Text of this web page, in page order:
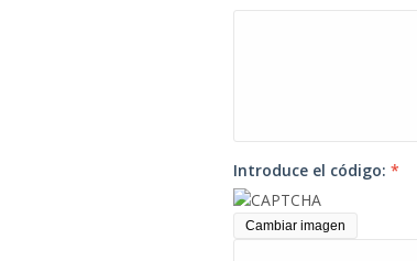
Introduce el código: *
Cambiar imagen